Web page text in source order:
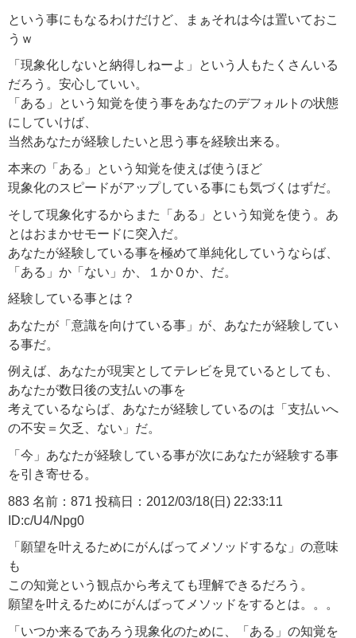
という事にもなるわけだけど、まぁそれは今は置いておこ
うｗ
「現象化しないと納得しねーよ」という人もたくさんいる
だろう。安心していい。
「ある」という知覚を使う事をあなたのデフォルトの状態
にしていけば、
当然あなたが経験したいと思う事を経験出来る。
本来の「ある」という知覚を使えば使うほど
現象化のスピードがアップしている事にも気づくはずだ。
そして現象化するからまた「ある」という知覚を使う。あ
とはおまかせモードに突入だ。
あなたが経験している事を極めて単純化していうならば、
「ある」か「ない」か、１か０か、だ。
経験している事とは？
あなたが「意識を向けている事」が、あなたが経験してい
る事だ。
例えば、あなたが現実としてテレビを見ているとしても、
あなたが数日後の支払いの事を
考えているならば、あなたが経験しているのは「支払いへ
の不安＝欠乏、ない」だ。
「今」あなたが経験している事が次にあなたが経験する事
を引き寄せる。
883 名前：871 投稿日：2012/03/18(日) 22:33:11
ID:c/U4/Npg0
「願望を叶えるためにがんばってメソッドするな」の意味
も
この知覚という観点から考えても理解できるだろう。
願望を叶えるためにがんばってメソッドをするとは。。。
「いつか来るであろう現象化のために、「ある」の知覚を